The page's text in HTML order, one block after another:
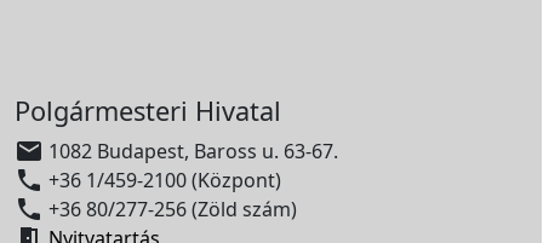
Polgármesteri Hivatal
 1082 Budapest, Baross u. 63-67.
 +36 1/459-2100 (Központ)
 +36 80/277-256 (Zöld szám)